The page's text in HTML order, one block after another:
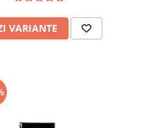
VARIANTE